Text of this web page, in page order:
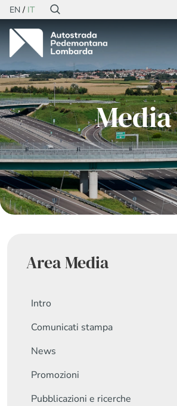
EN IT
Media
Area Media
Intro
Comunicati stampa
News
Promozioni
Pubblicazioni e ricerche